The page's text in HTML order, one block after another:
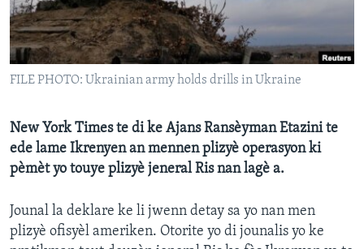
FILE PHOTO: Ukrainian army holds drills in Ukraine
New York Times te di ke Ajans Ransèyman Etazini te
ede lame Ikrenyen an mennen plizyè operasyon ki
pèmèt yo touye plizyè jeneral Ris nan lagè a.
Jounal la deklare ke li jwenn detay sa yo nan men
plizyè ofisyèl ameriken. Otorite yo di jounalis yo ke